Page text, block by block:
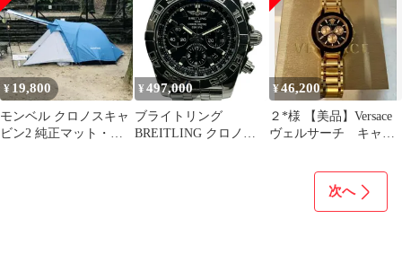
¥19,800
モンベル クロノスキャ
ビン2 純正マット・グ
¥ 497,000
ブライトリング
BREITLING クロノマ
¥46,200
２*様 【美品】Versace
ヴェルサーチ キャラ
次へ